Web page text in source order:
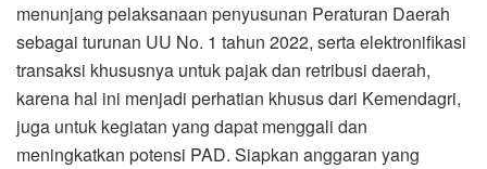
menunjang pelaksanaan penyusunan Peraturan Daerah
sebagai turunan UU No. 1 tahun 2022, serta elektronifikasi
transaksi khususnya untuk pajak dan retribusi daerah,
karena hal ini menjadi perhatian khusus dari Kemendagri,
juga untuk kegiatan yang dapat menggali dan
meningkatkan potensi PAD. Siapkan anggaran yang